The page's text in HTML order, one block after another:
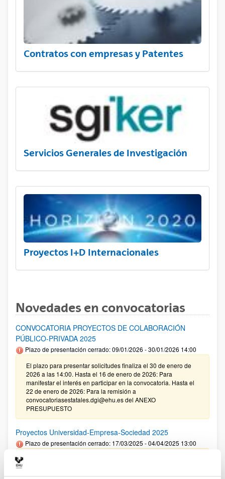
Contratos con empresas y Patentes
Servicios Generales de Investigación
Proyectos I+D Internacionales
Novedades en convocatorias
CONVOCATORIA PROYECTOS DE COLABORACIÓN
PÚBLICO-PRIVADA 2025
Plazo de presentación cerrado: 09/01/2026 - 30/01/2026 14:00
El plazo para presentar solicitudes finaliza el 30 de enero de
2026 a las 14:00. Hasta el 16 de enero de 2026: Para
manifestar el interés en participar en la convocatoria. Hasta el
22 de enero de 2026: Para la remisión a
convocatoriasestatales.dgi@ehu.es del ANEXO
PRESUPUESTO
Proyectos Universidad-Empresa-Sociedad 2025
Plazo de presentación cerrado: 17/03/2025 - 04/04/2025 13:00